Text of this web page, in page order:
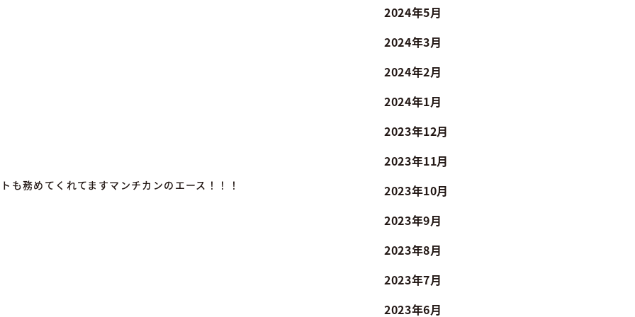
も務めてくれてますマンチカンのエース！！！
2024年5月
2024年3月
2024年2月
2024年1月
2023年12月
2023年11月
2023年10月
2023年9月
2023年8月
2023年7月
2023年6月